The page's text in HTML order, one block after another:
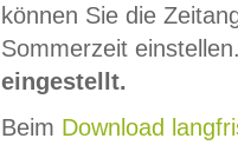
können Sie die
Sommerzeit
eingestellt.
Beim Download